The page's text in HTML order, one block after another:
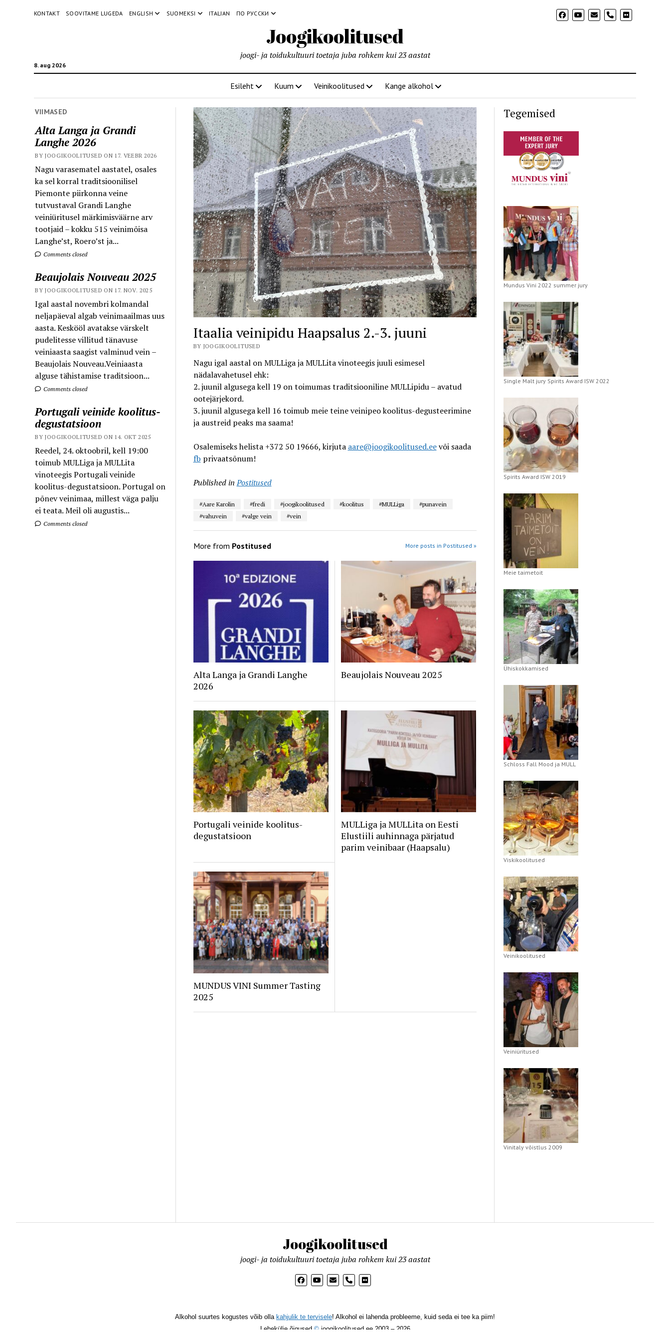
KONTAKT SOOVITAME LUGEDA ENGLISH SUOMEKSI ITALIAN ПО РУССКИ phone
Joogikoolitused
8. aug 2026
joogi- ja toidukultuuri toetaja juba rohkem kui 23 aastat
Esileht Kuum Veinikoolitused Kange alkohol
VIIMASED
Alta Langa ja Grandi
Langhe 2026
BY JOOGIKOOLITUSED ON 17. VEEBR 2026
Nagu varasematel aastatel, osales
ka sel korral traditsioonilisel
Piemonte piirkonna veine
tutvustaval Grandi Langhe
veiniüritusel märkimisväärne arv
tootjaid – kokku 515 veinimõisa
Langhe’st, Roero’st ja...
Comments closed
Beaujolais Nouveau 2025
BY JOOGIKOOLITUSED ON 17. NOV. 2025
Igal aastal novembri kolmandal
neljapäeval algab veinimaailmas uus
aasta. Keskööl avatakse värskelt
pudelitesse villitud tänavuse
veiniaasta saagist valminud vein –
Beaujolais Nouveau.Veiniaasta
alguse tähistamise traditsioon...
Comments closed
Portugali veinide koolitus-
degustatsioon
BY JOOGIKOOLITUSED ON 14. OKT 2025
Reedel, 24. oktoobril, kell 19:00
toimub MULLiga ja MULLita
vinoteegis Portugali veinide
koolitus-degustatsioon. Portugal on
põnev veinimaa, millest väga palju
ei teata. Meil oli augustis...
Comments closed
Itaalia veinipidu Haapsalus 2.-3. juuni
BY JOOGIKOOLITUSED
Nagu igal aastal on MULLiga ja MULLita vinoteegis juuli esimesel
nädalavahetusel ehk:
2. juunil algusega kell 19 on toimumas traditsiooniline MULLipidu – avatud
ootejärjekord.
3. juunil algusega kell 16 toimub meie teine veinipeo koolitus-degusteerimine
ja austreid peaks ma saama!
Osalemiseks helista +372 50 19666, kirjuta aare@joogikoolitused.eevõi saada
fb privaatsõnum!
Published in Postitused
#Aare Karolin #fredi #joogikoolitused #koolitus #MULLiga
#punavein
#vahuvein
#valge vein #vein
More from Postitused More posts in Postitused »
Alta Langa ja Grandi Langhe
2026
Beaujolais Nouveau 2025
Portugali veinide koolitus-
degustatsioon
MULLiga ja MULLita on Eesti
Elustiili auhinnaga pärjatud
parim veinibaar (Haapsalu)
MUNDUS VINI Summer Tasting
2025
Tegemised
Mundus Vini 2022 summer jury
Single Malt jury Spirits Award ISW 2022
Spirits Award ISW 2019
Meie taimetoit
Ühiskokkamised
Schloss Fall Mood ja MULL
Viskikoolitused
Veinikoolitused
Veiniüritused
Vinitaly võistlus 2009
Joogikoolitused
joogi- ja toidukultuuri toetaja juba rohkem kui 23 aastat
phone
Alkohol suurtes kogustes võib olla kahjulik te tervisele! Alkohol ei lahenda probleeme, kuid seda ei tee ka piim!
Lehekülje õigused ©joogikoolitused.ee 2003 – 2026